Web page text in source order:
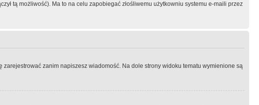
tą możliwość). Ma to na celu zapobiegać złośliwemu użytkowniu systemu e-maili przez
zanim napiszesz wiadomość. Na dole strony widoku tematu wymienione są